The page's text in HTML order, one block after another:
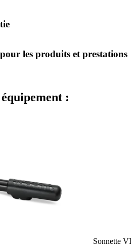
les produits et prestations
:
Sonnette